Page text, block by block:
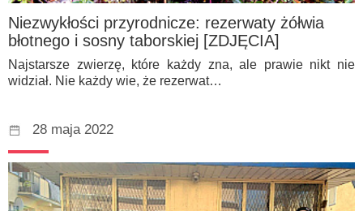
Niezwykłości przyrodnicze: rezerwaty żółwia
błotnego i sosny taborskiej [ZDJĘCIA]
Najstarsze zwierzę, które każdy zna, ale prawie nikt nie
widział. Nie każdy wie, że rezerwat…
28 maja 2022